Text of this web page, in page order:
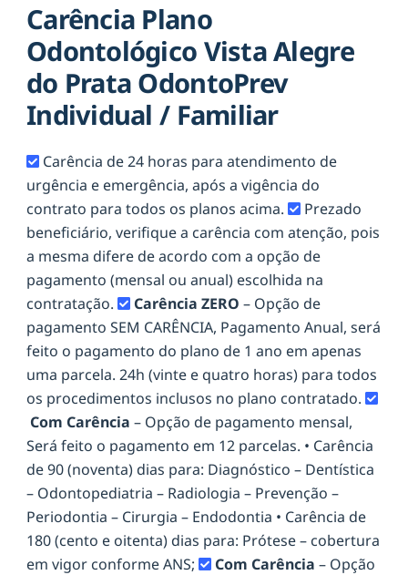
Carência Plano
Odontológico Vista Alegre
do Prata OdontoPrev
Individual / Familiar
Carência de 24 horas para atendimento de
urgência e emergência, após a vigência do
contrato para todos os planos acima.
Prezado
beneficiário, verifique a carência com atenção, pois
a mesma difere de acordo com a opção de
pagamento (mensal ou anual) escolhida na
contratação.
Carência ZERO – Opção de
pagamento SEM CARÊNCIA, Pagamento Anual, será
feito o pagamento do plano de 1 ano em apenas
uma parcela. 24h (vinte e quatro horas) para todos
os procedimentos inclusos no plano contratado.
Com Carência – Opção de pagamento mensal,
Será feito o pagamento em 12 parcelas. • Carência
de 90 (noventa) dias para: Diagnóstico – Dentística
– Odontopediatria – Radiologia – Prevenção –
Periodontia – Cirurgia – Endodontia • Carência de
180 (cento e oitenta) dias para: Prótese – cobertura
em vigor conforme ANS;
Com Carência – Opção